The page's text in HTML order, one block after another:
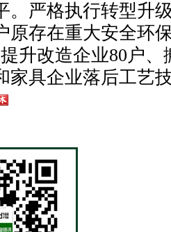
。严格执行转型升
原存在重大安全环
升改造企业80户、
家具企业落后工艺